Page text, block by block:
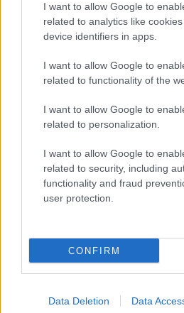
I want to allow Google to
related to analytics like
device identifiers in apps.
I want to allow Google to
related to functionality of the
I want to allow Google to
related to personalization.
I want to allow Google to
related to security, including
functionality and fraud
user protection.
CONFIRM
Data Deletion Data
ΚΟΙΝΩΝΊΑ
Όλα τα ονόματα των
ΠΑΣΟΚ στην ΠΕ Κοζάνης
ΠΕΡΙΣΣΌΤΕΡΑDETAILS